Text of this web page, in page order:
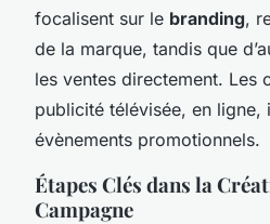
focalisent sur le branding,
de la marque, tandis que
les ventes directement. Les
publicité télévisée, en ligne,
évènements promotionnels.
Étapes Clés dans la
Campagne